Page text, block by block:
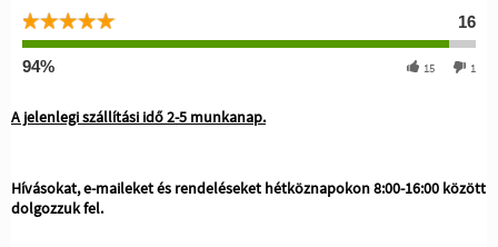
16
94% 15 1
A jelenlegi szállítási idő 2-5 munkanap.
Hívásokat, e-maileket és rendeléseket hétköznapokon 8:00-16:00 között
dolgozzuk fel.